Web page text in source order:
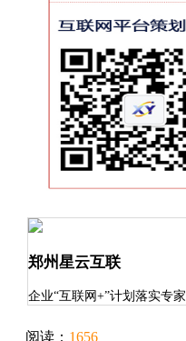
郑州星云互联
企业“互联网+”计划落实专家
阅读： 1656